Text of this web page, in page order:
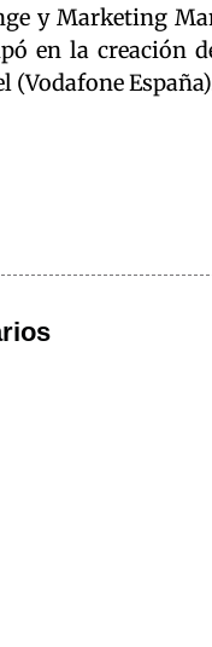
y Marketing
en la creación
(Vodafone